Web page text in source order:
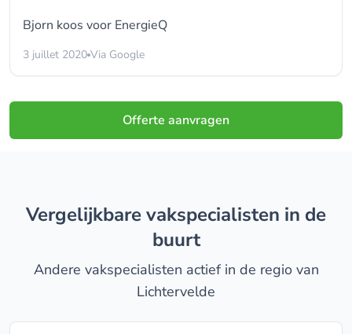
Bjorn koos voor EnergieQ
3 juillet 2020 Via Google
Offerte aanvragen
Vergelijkbare vakspecialisten in de
buurt
Andere vakspecialisten actief in de regio van
Lichtervelde